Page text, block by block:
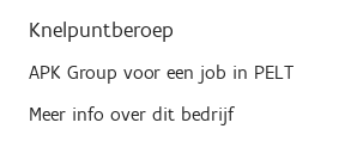
Knelpuntberoep
APK Group voor een job in PELT
Meer info over dit bedrijf